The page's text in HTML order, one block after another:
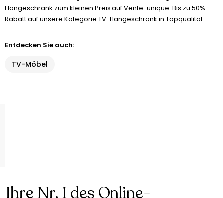
Hängeschrank zum kleinen Preis auf Vente-unique. Bis zu 50%
Rabatt auf unsere Kategorie TV-Hängeschrank in Topqualität.
Entdecken Sie auch:
TV-Möbel
Ihre Nr. 1 des Online-